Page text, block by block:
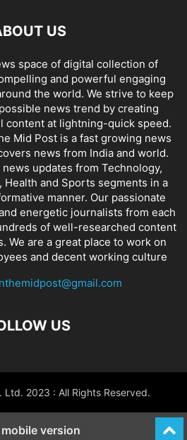
US
space of digital collection of
and powerful engaging
the world. We strive to keep
news trend by creating
content at lightning-quick speed.
Mid Post is a fast growing news
news from India and world.
updates from Technology,
Health and Sports segments in a
manner. Our passionate
energetic journalists from each
of well-researched content
We are a great place to work on
and decent working culture
US
2023 : All Rights Reserved.
version